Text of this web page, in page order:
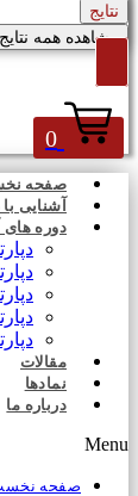
نتایج
مشاهده همه نتایج
0
صفحه
آشنایی
دوره
مقالات
نمادها
درباره ما
Menu
صفحه